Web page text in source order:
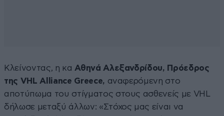
Κλείνοντας, η κα Αθηνά Αλεξανδρίδου, Πρόεδρος
της VHL Alliance Greece, αναφερόμενη στο
αποτύπωμα του στίγματος στους ασθενείς με VHL
δήλωσε μεταξύ άλλων: «Στόχος μας είναι να